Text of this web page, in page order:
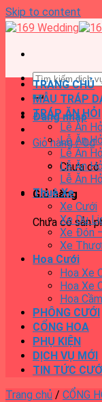
Skip to content
Đăng nhập
Giỏ hàng /0₫
Chưa có
Giỏ hàng
Chưa có sản
TRANG CHỦ
MẪU TRÁP
TRÁP ĂN HỎI
Lễ Ăn
Lễ Ăn
Lễ Ăn
Lễ Ăn
Lễ Ăn
Thuê Xe
Xe Cưới
Xe Du
Xe Đón
Xe
Hoa Cưới
Hoa Xe
Hoa Xe
Hoa
PHÔNG CƯỚI
CỔNG HOA
PHỤ KIỆN
DỊCH VỤ MỚI
TIN TỨC
Trang chủ / CỔNG